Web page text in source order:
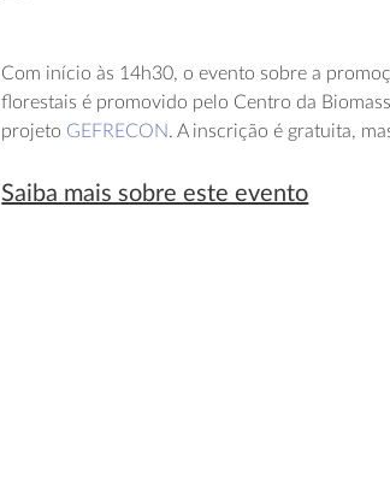
Com início às 14h30, o evento sobre a
florestais é promovido pelo Centro da
projeto GEFRECON. A inscrição é gratuita,
Saiba mais sobre este evento